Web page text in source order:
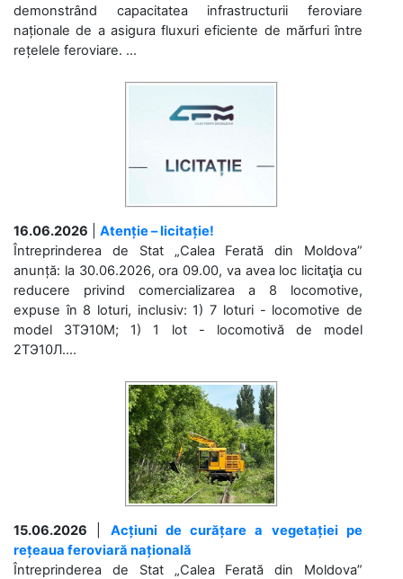
demonstrând capacitatea infrastructurii feroviare
naționale de a asigura fluxuri eficiente de mărfuri între
rețelele feroviare. ...
16.06.2026
Atenție – licitație!
Întreprinderea de Stat „Calea Ferată din Moldova”
anunță: la 30.06.2026, ora 09.00, va avea loc licitaţia cu
reducere privind comercializarea a 8 locomotive,
expuse în 8 loturi, inclusiv: 1) 7 loturi - locomotive de
model 3ТЭ10М; 1) 1 lot - locomotivă de model
2ТЭ10Л....
15.06.2026
Acțiuni de curățare a vegetației pe
rețeaua feroviară națională
Întreprinderea de Stat „Calea Ferată din Moldova”